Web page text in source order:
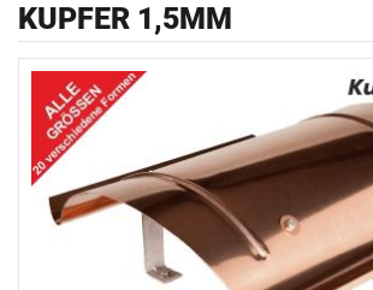
KUPFER 1,5MM
E
I
I
A